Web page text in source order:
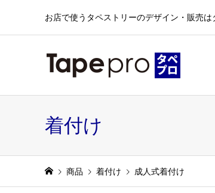
お店で使うタペストリーのデザイン・販売
着付け
商品 着付け 成人式着付け